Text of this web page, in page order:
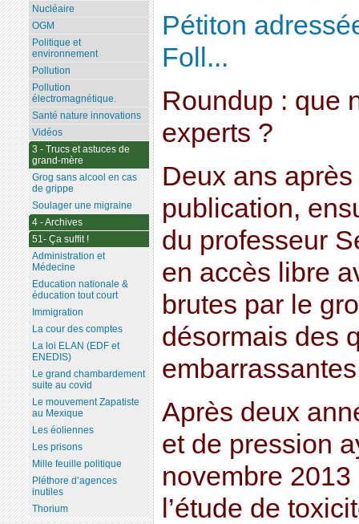
Pétiton
Foll...
Roundup : que
experts ?
Deux ans
publication,
du professeur
en accès libre
brutes par le
désormais des
Après deux
et de pression
novembre
l’étude de
Nucléaire
OGM
Politique et
environnement
Pollution
Pollution
électromagnétique.
Santé nature innovations
Vidéos
3 - Trucs et astuces de
grand-mère
Grog sans alcool en cas
de grippe
Soulager une migraine
4 - Archives
51- Ça suffit !
Administration et
Médecine
Education nationale &
éducation tout court
Immigration
La cour des comptes
La loi ELAN (EDF et
ENEDIS)
Le grand chambardement
suite au covid
Le mouvement Zapatiste
au Mexique
Les éoliennes
Les prisons
Mille feuille politique
Pléthore d’agences
inutiles
Thorium